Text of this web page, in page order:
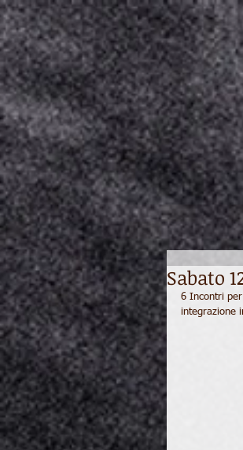
Sabato
6 Incontri per
integrazione